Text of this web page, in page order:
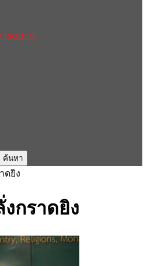
รตลาด
ดยิง
กราดยิง